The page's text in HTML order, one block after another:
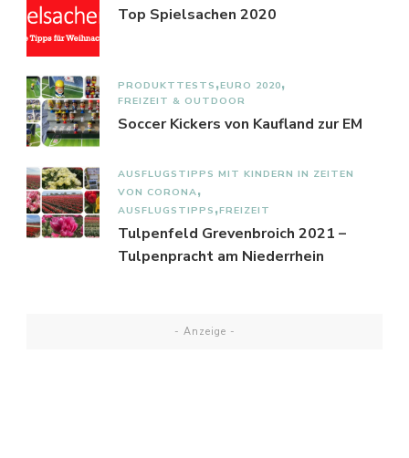
Top Spielsachen 2020
PRODUKTTESTS EURO 2020
FREIZEIT & OUTDOOR
Soccer Kickers von Kaufland zur EM
AUSFLUGSTIPPS MIT KINDERN IN ZEITEN
VON CORONA
AUSFLUGSTIPPS FREIZEIT
Tulpenfeld Grevenbroich 2021 –
Tulpenpracht am Niederrhein
- Anzeige -